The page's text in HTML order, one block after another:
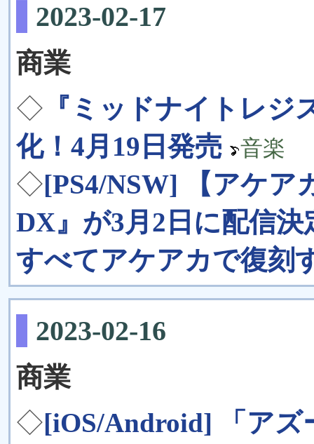
2023-02-17
商業
◇ 『ミッドナイトレジ
化！4月19日発売
音楽
◇[PS4/NSW] 【アケア
DX』が3月2日に配信
すべてアケアカで復刻
2023-02-16
商業
◇[iOS/Android] 「アズ